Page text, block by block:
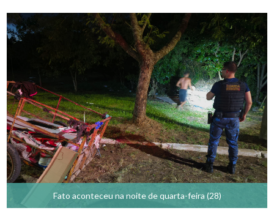
Fato aconteceu na noite de quarta-feira (28)